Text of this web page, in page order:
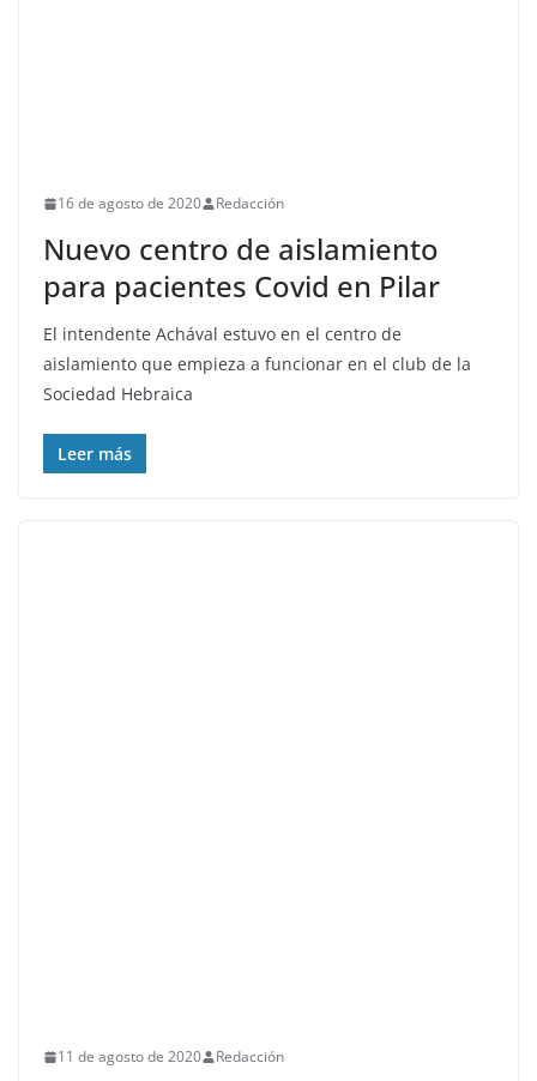
16 de agosto de 2020 Redacción
Nuevo centro de aislamiento
para pacientes Covid en Pilar
El intendente Achával estuvo en el centro de
aislamiento que empieza a funcionar en el club de la
Sociedad Hebraica
Leer más
11 de agosto de 2020 Redacción